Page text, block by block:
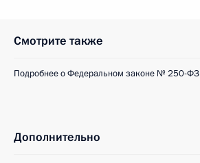
Смотрите также
Подробнее о Федеральном законе № 250-ФЗ
Дополнительно